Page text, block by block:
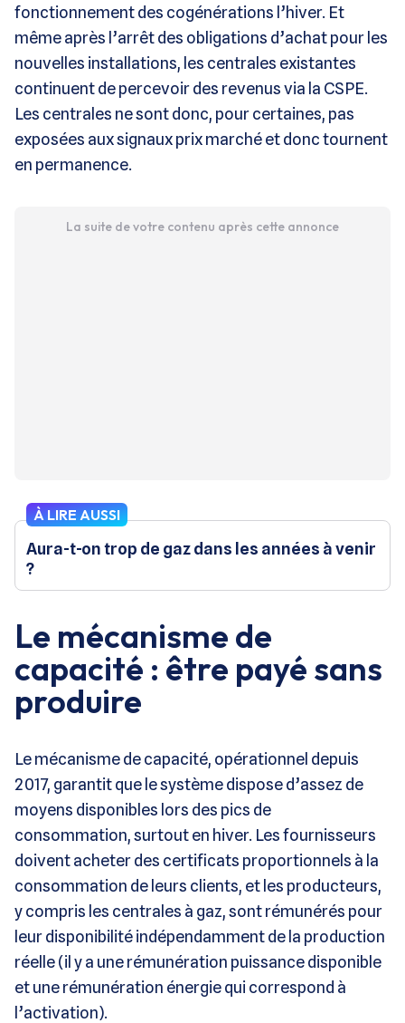
fonctionnement des cogénérations l’hiver. Et
même après l’arrêt des obligations d’achat pour les
nouvelles installations, les centrales existantes
continuent de percevoir des revenus via la CSPE.
Les centrales ne sont donc, pour certaines, pas
exposées aux signaux prix marché et donc tournent
en permanence.
La suite de votre contenu après cette annonce
À LIRE AUSSI
Aura-t-on trop de gaz dans les années à venir
?
Le mécanisme de
capacité : être payé sans
produire
Le mécanisme de capacité, opérationnel depuis
2017, garantit que le système dispose d’assez de
moyens disponibles lors des pics de
consommation, surtout en hiver. Les fournisseurs
doivent acheter des certificats proportionnels à la
consommation de leurs clients, et les producteurs,
y compris les centrales à gaz, sont rémunérés pour
leur disponibilité indépendamment de la production
réelle (il y a une rémunération puissance disponible
et une rémunération énergie qui correspond à
l’activation).